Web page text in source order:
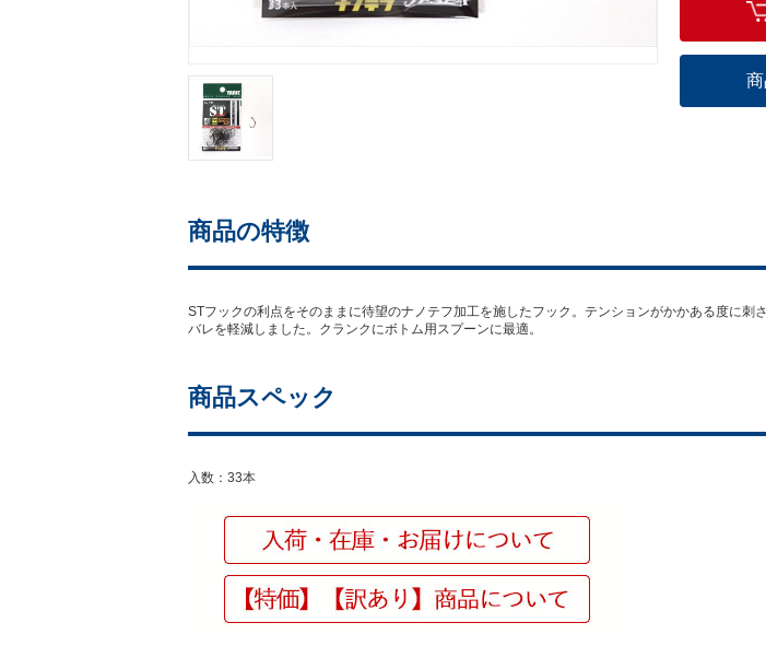
商品の特徴
STフックの利点をそのままに待望のナノテフ加工を施したフック。テンションがかかある度に
バレを軽減しました。クランクにボトム用スプーンに最適。
商品スペック
入数：33本